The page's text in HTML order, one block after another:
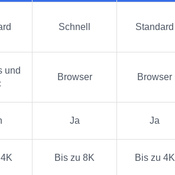
Schnell Standard
und
Browser Browser
Ja Ja
Bis zu 8K Bis zu 4K